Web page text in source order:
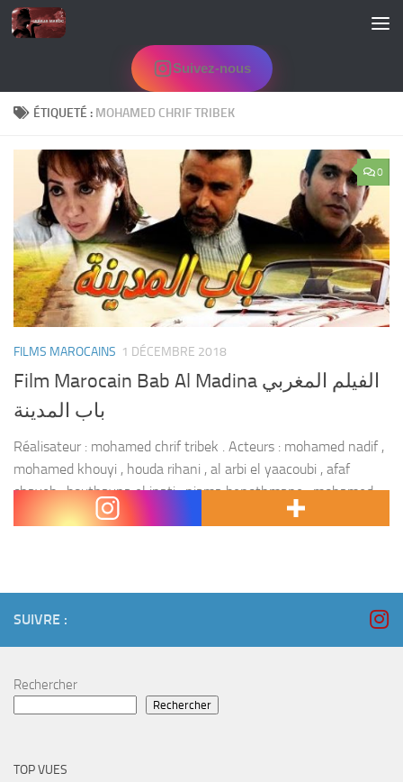
Skip to content
Suivez-nous
ÉTIQUETÉ : MOHAMED CHRIF TRIBEK
0
FILMS MAROCAINS 1 DÉCEMBRE 2018
Film Marocain Bab Al Madina الفيلم المغربي
باب المدينة
Réalisateur : mohamed chrif tribek . Acteurs : mohamed nadif ,
mohamed khouyi , houda rihani , al arbi el yaacoubi , afaf
chayeb , bouthayna el jnati , niama benothmane , mohamed
aderdour...
SUIVRE :
Rechercher
Rechercher
TOP VUES